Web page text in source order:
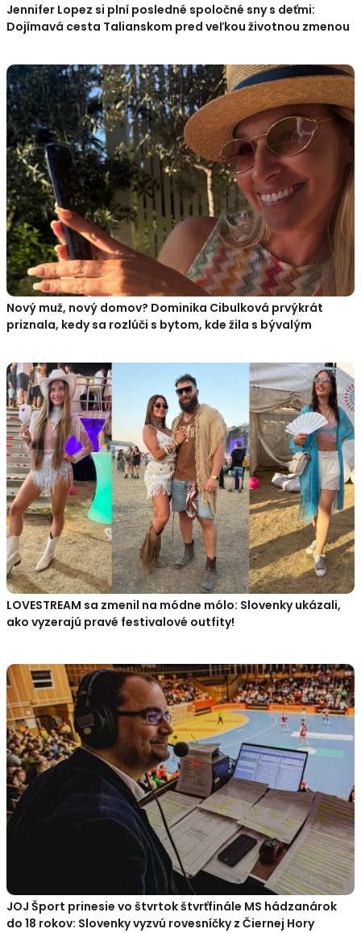
Jennifer Lopez si plní posledné spoločné sny s deťmi:
Dojímavá cesta Talianskom pred veľkou životnou zmenou
Nový muž, nový domov? Dominika Cibulková prvýkrát
priznala, kedy sa rozlúči s bytom, kde žila s bývalým
LOVESTREAM sa zmenil na módne mólo: Slovenky ukázali,
ako vyzerajú pravé festivalové outfity!
JOJ Šport prinesie vo štvrtok štvrťfinále MS hádzanárok
do 18 rokov: Slovenky vyzvú rovesníčky z Čiernej Hory